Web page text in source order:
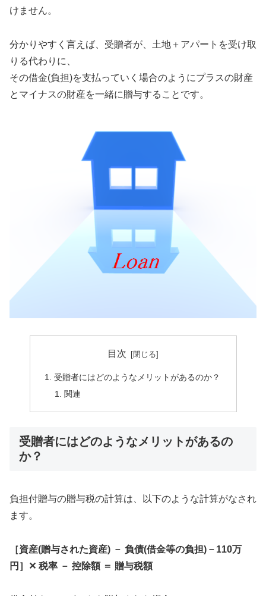
けません。
分かりやすく言えば、受贈者が、土地＋アパートを受け取
りる代わりに、
その借金(負担)を支払っていく場合のようにプラスの財産
とマイナスの財産を一緒に贈与することです。
目次
受贈者にはどのようなメリットがあるのか？
関連
受贈者にはどのようなメリットがあるの
か？
負担付贈与の贈与税の計算は、以下のような計算がなされ
ます。
［資産(贈与された資産) － 負債(借金等の負担)－110万
円］✕ 税率 － 控除額 ＝ 贈与税額